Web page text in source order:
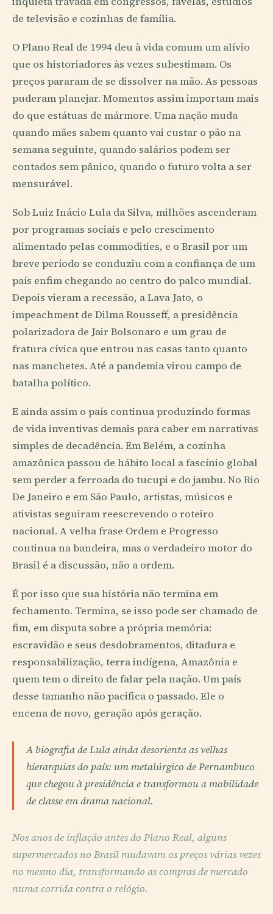
de televisão e cozinhas de família.
O Plano Real de 1994 deu à vida comum um alívio
que os historiadores às vezes subestimam. Os
preços pararam de se dissolver na mão. As pessoas
puderam planejar. Momentos assim importam mais
do que estátuas de mármore. Uma nação muda
quando mães sabem quanto vai custar o pão na
semana seguinte, quando salários podem ser
contados sem pânico, quando o futuro volta a ser
mensurável.
Sob Luiz Inácio Lula da Silva, milhões ascenderam
por programas sociais e pelo crescimento
alimentado pelas commodities, e o Brasil por um
breve período se conduziu com a confiança de um
país enfim chegando ao centro do palco mundial.
Depois vieram a recessão, a Lava Jato, o
impeachment de Dilma Rousseff, a presidência
polarizadora de Jair Bolsonaro e um grau de
fratura cívica que entrou nas casas tanto quanto
nas manchetes. Até a pandemia virou campo de
batalha político.
E ainda assim o país continua produzindo formas
de vida inventivas demais para caber em narrativas
simples de decadência. Em Belém, a cozinha
amazônica passou de hábito local a fascínio global
sem perder a ferroada do tucupi e do jambu. No Rio
De Janeiro e em São Paulo, artistas, músicos e
ativistas seguiram reescrevendo o roteiro
nacional. A velha frase Ordem e Progresso
continua na bandeira, mas o verdadeiro motor do
Brasil é a discussão, não a ordem.
É por isso que sua história não termina em
fechamento. Termina, se isso pode ser chamado de
fim, em disputa sobre a própria memória:
escravidão e seus desdobramentos, ditadura e
responsabilização, terra indígena, Amazônia e
quem tem o direito de falar pela nação. Um país
desse tamanho não pacifica o passado. Ele o
encena de novo, geração após geração.
A biografia de Lula ainda desorienta as velhas
hierarquias do país: um metalúrgico de Pernambuco
que chegou à presidência e transformou a mobilidade
de classe em drama nacional.
Nos anos de inflação antes do Plano Real, alguns
supermercados no Brasil mudavam os preços várias vezes
no mesmo dia, transformando as compras de mercado
numa corrida contra o relógio.